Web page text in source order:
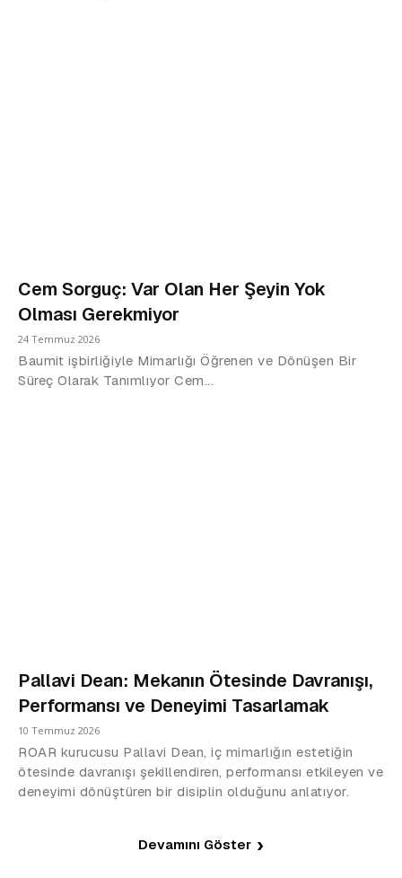
Cem Sorguç: Var Olan Her Şeyin Yok
Olması Gerekmiyor
24 Temmuz 2026
Baumit işbirliğiyle Mimarlığı Öğrenen ve Dönüşen Bir
Süreç Olarak Tanımlıyor Cem...
Pallavi Dean: Mekanın Ötesinde Davranışı,
Performansı ve Deneyimi Tasarlamak
10 Temmuz 2026
ROAR kurucusu Pallavi Dean, iç mimarlığın estetiğin
ötesinde davranışı şekillendiren, performansı etkileyen ve
deneyimi dönüştüren bir disiplin olduğunu anlatıyor.
Devamını Göster